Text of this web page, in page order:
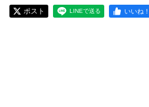
ポスト LINEで送る いいね！